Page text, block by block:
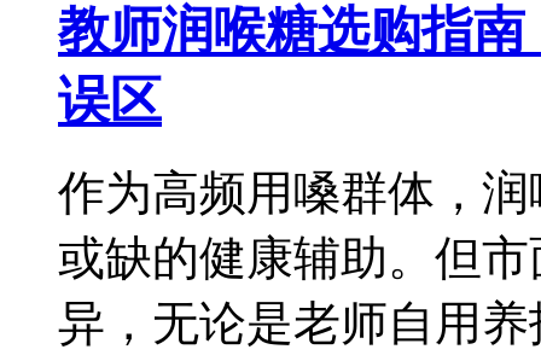
教师润喉糖选购指
误区
作为高频用嗓群体，
或缺的健康辅助。但
异，无论是老师自用